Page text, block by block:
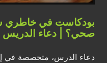
بودكاست في خاطري
صحي؟ | دعاء الدريس
دعاء الدرس، متخصصة في